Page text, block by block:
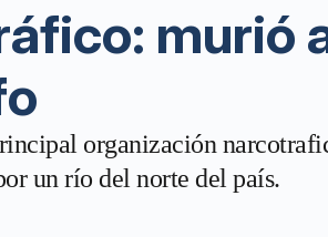
murió
organización
un río del norte del país.